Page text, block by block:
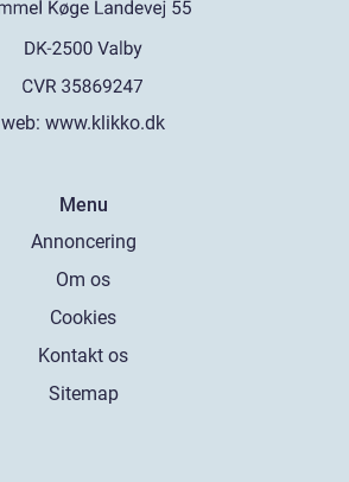
web: www.klikko.dk
Menu
Annoncering
Om os
Cookies
Kontakt os
Sitemap